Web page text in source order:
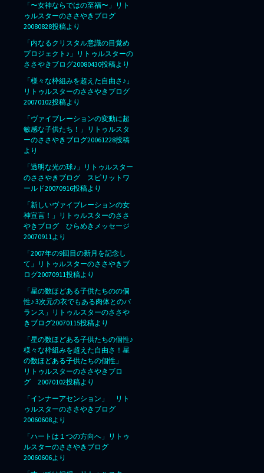
「〜女神ならではの至福〜」リト
ゥルスターのささやきブログ
20080828投稿より
「内なるクリスタル意識の目覚め
プロジェクト♪」リトゥルスターの
ささやきブログ20080430投稿より
「様々な枠組みを超えた自由さ♪」
リトゥルスターのささやきブログ
20070102投稿より
「ヴァイブレーションの変動に超
敏感な子供たち！」リトゥルスタ
ーのささやきブログ20061228投稿
より
「透明な光の球♪」リトゥルスター
のささやきブログ スピリットワ
ールド20070916投稿より
「新しいヴァイブレーションの女
神宣言！」リトゥルスターのささ
やきブログ ひらめきメッセージ
20070911より
「2007年の9回目の新月を記念し
て」リトゥルスターのささやきブ
ログ20070911投稿より
「星の数ほどある子供たちのの個
性♪ 3次元の衣でもある肉体とのバ
ランス」リトゥルスターのささや
きブログ20070115投稿より
「星の数ほどある子供たちの個性♪
様々な枠組みを超えた自由さ！星
の数ほどある子供たちの個性」
リトゥルスターのささやきブロ
グ 20070102投稿より
「インナーアセンション」 リト
ゥルスターのささやきブログ
20060608より
「ハートは１つの方向へ」リトゥ
ルスターのささやきブログ
20060606より